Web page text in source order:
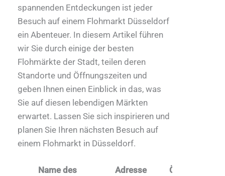
spannenden Entdeckungen ist jeder
Besuch auf einem Flohmarkt Düsseldorf
ein Abenteuer. In diesem Artikel führen
wir Sie durch einige der besten
Flohmärkte der Stadt, teilen deren
Standorte und Öffnungszeiten und
geben Ihnen einen Einblick in das, was
Sie auf diesen lebendigen Märkten
erwartet. Lassen Sie sich inspirieren und
planen Sie Ihren nächsten Besuch auf
einem Flohmarkt in Düsseldorf.
Name des
Adresse